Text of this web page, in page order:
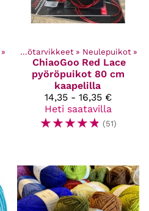
‪» Käsityötarvikkeet ‪» Neulepuikot ‪»
ChiaoGoo Red Lace
pyöröpuikot 80 cm
kaapelilla
14,35 - 16,35 €
Heti saatavilla
☆☆☆☆☆ (51)